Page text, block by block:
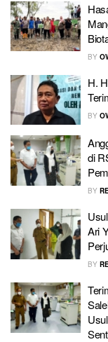
BY
H.
BY
di
BY
Ari
BY